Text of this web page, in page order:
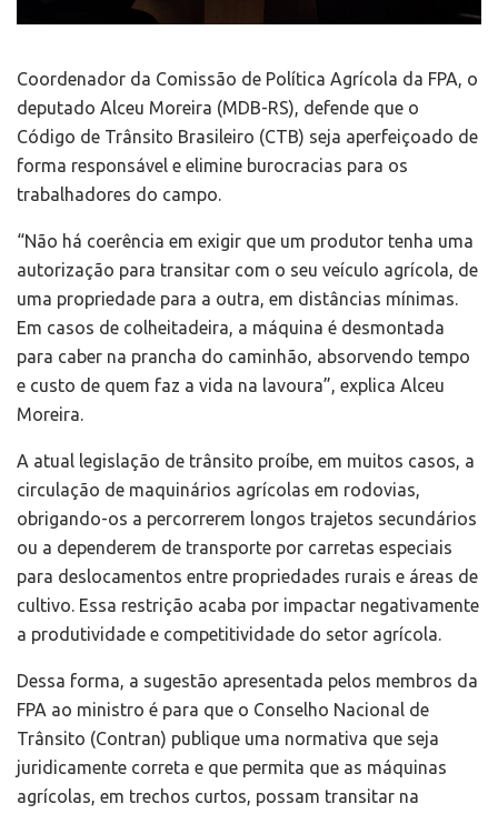
Coordenador da Comissão de Política Agrícola da FPA, o
deputado Alceu Moreira (MDB-RS), defende que o
Código de Trânsito Brasileiro (CTB) seja aperfeiçoado de
forma responsável e elimine burocracias para os
trabalhadores do campo.
“Não há coerência em exigir que um produtor tenha uma
autorização para transitar com o seu veículo agrícola, de
uma propriedade para a outra, em distâncias mínimas.
Em casos de colheitadeira, a máquina é desmontada
para caber na prancha do caminhão, absorvendo tempo
e custo de quem faz a vida na lavoura”, explica Alceu
Moreira.
A atual legislação de trânsito proíbe, em muitos casos, a
circulação de maquinários agrícolas em rodovias,
obrigando-os a percorrerem longos trajetos secundários
ou a dependerem de transporte por carretas especiais
para deslocamentos entre propriedades rurais e áreas de
cultivo. Essa restrição acaba por impactar negativamente
a produtividade e competitividade do setor agrícola.
Dessa forma, a sugestão apresentada pelos membros da
FPA ao ministro é para que o Conselho Nacional de
Trânsito (Contran) publique uma normativa que seja
juridicamente correta e que permita que as máquinas
agrícolas, em trechos curtos, possam transitar na